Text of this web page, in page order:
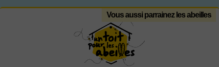
Vous aussi parrainez les abeilles